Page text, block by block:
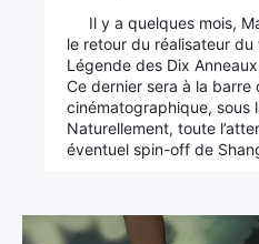
Il y a quelques mois,
le retour du réalisateur
Légende des Dix
Ce dernier sera à la barre
cinématographique, sous
Naturellement, toute
éventuel spin-off de